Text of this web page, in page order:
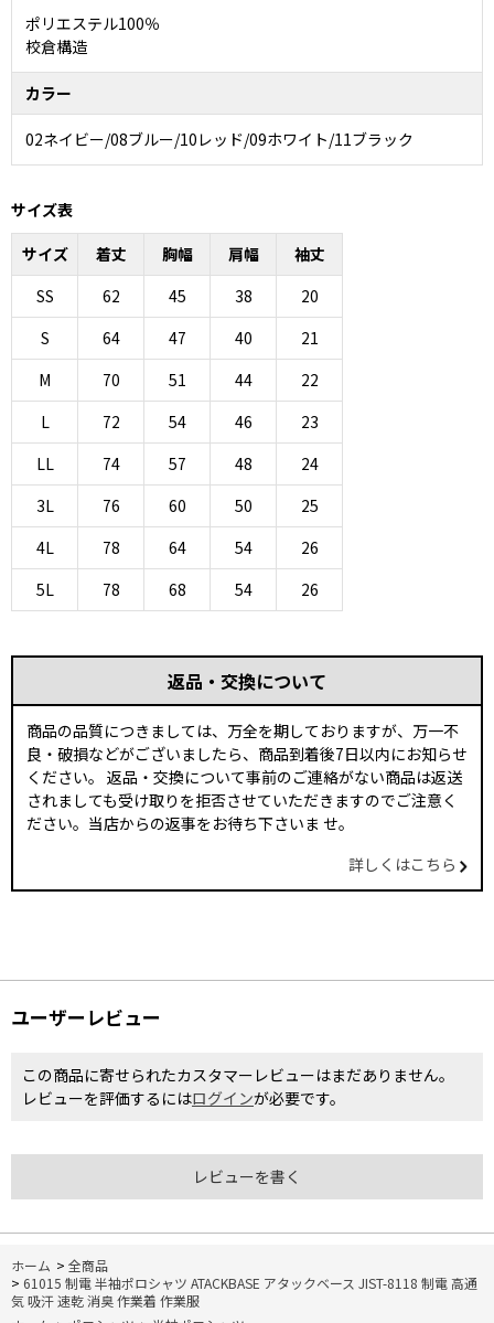
ポリエステル100％
校倉構造
カラー
02ネイビー/08ブルー/10レッド/09ホワイト/11ブラック
サイズ表
サイズ
着丈 胸幅 肩幅
袖丈
SS
62 45 38
20
S
64 47 40
21
M
70 51 44
22
L
72 54 46
23
LL
74 57 48
24
3L
76 60 50
25
4L
78 64 54
26
5L
78 68 54 26
返品・交換について
商品の品質につきましては、万全を期しておりますが、万一不
良・破損などがございましたら、商品到着後7日以内にお知らせ
ください。 返品・交換について事前のご連絡がない商品は返送
されましても受け取りを拒否させていただきますのでご注意く
ださい。当店からの返事をお待ち下さいま せ。
詳しくはこちら
ユーザーレビュー
この商品に寄せられたカスタマーレビューはまだありません。
レビューを評価するにはログインが必要です。
レビューを書く
ホーム > 全商品
> 61015 制電 半袖ポロシャツ ATACKBASE アタックベース JIST-8118 制電 高通
気 吸汗 速乾 消臭 作業着 作業服